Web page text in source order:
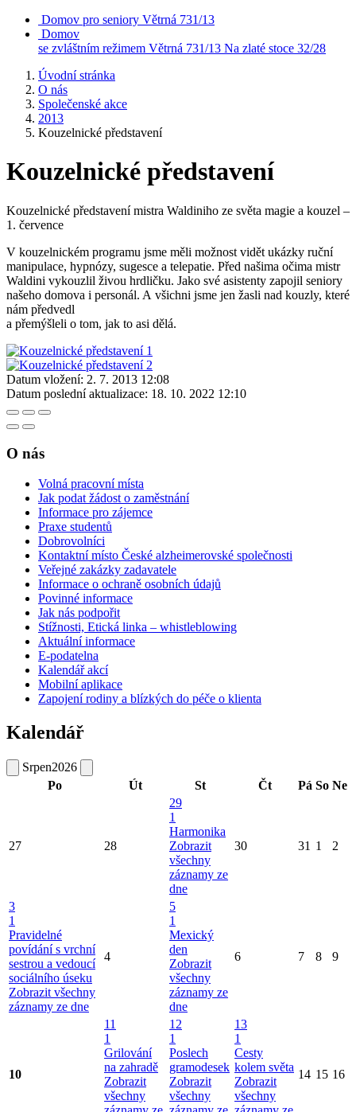
Domov pro seniory Větrná 731/13
Domov
se zvláštním režimem Větrná 731/13 Na zlaté stoce 32/28
Úvodní stránka
O nás
Společenské akce
2013
Kouzelnické představení
Kouzelnické představení
Kouzelnické představení mistra Waldiniho ze světa magie a kouzel –
1. července
V kouzelnickém programu jsme měli možnost vidět ukázky ruční
manipulace, hypnózy, sugesce a telepatie. Před našima očima mistr
Waldini vykouzlil živou hrdličku. Jako své asistenty zapojil seniory
našeho domova i personál. A všichni jsme jen žasli nad kouzly, které
nám předvedl
a přemýšleli o tom, jak to asi dělá.
Datum vložení: 2. 7. 2013 12:08
Datum poslední aktualizace: 18. 10. 2022 12:10
O nás
Volná pracovní místa
Jak podat žádost o zaměstnání
Informace pro zájemce
Praxe studentů
Dobrovolníci
Kontaktní místo České alzheimerovské společnosti
Veřejné zakázky zadavatele
Informace o ochraně osobních údajů
Povinné informace
Jak nás podpořit
Stížnosti, Etická linka – whistleblowing
Aktuální informace
E-podatelna
Kalendář akcí
Mobilní aplikace
Zapojení rodiny a blízkých do péče o klienta
Kalendář
Srpen2026
Po
Út St Čt Pá So Ne
27 28
29
1
Harmonika
Zobrazit
všechny
záznamy ze
dne
30 31 1 2
3
1
Pravidelné
povídání s vrchní
sestrou a vedoucí
sociálního úseku
Zobrazit všechny
záznamy ze dne
4
5
1
Mexický
den
Zobrazit
všechny
záznamy ze
dne
6 7 8 9
10
11
1
Grilování
na zahradě
Zobrazit
všechny
12
1
Poslech
gramodesek
Zobrazit
všechny
13
1
Cesty
kolem světa
Zobrazit
všechny
14 15 16